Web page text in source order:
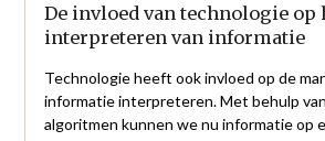
De invloed van technologie op
interpreteren van informatie
Technologie heeft ook invloed op de
informatie interpreteren. Met behulp
algoritmen kunnen we nu informatie op